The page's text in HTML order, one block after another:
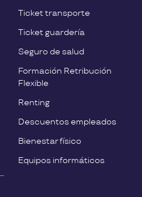
Ticket transporte
Ticket guardería
Seguro de salud
Formación Retribución
Flexible
Renting
Descuentos empleados
Bienestar físico
Equipos informáticos